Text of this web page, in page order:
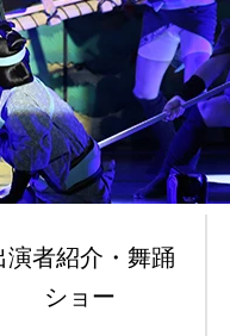
演者紹介・舞踊
ショー